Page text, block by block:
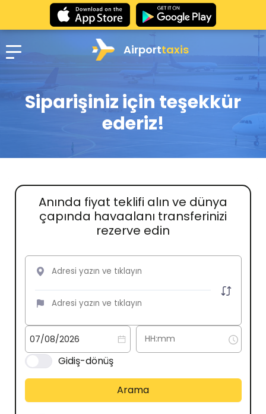
Airporttaxis
Siparişiniz için teşekkür
ederiz!
Anında fiyat teklifi alın ve dünya
çapında havaalanı transferinizi
rezerve edin
Gidiş-dönüş
Arama